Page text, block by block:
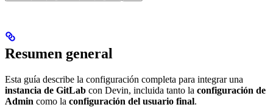
Resumen general
Esta guía describe la configuración completa para integrar una
instancia de GitLab con Devin, incluida tanto la configuración de
Admin como la configuración del usuario final.